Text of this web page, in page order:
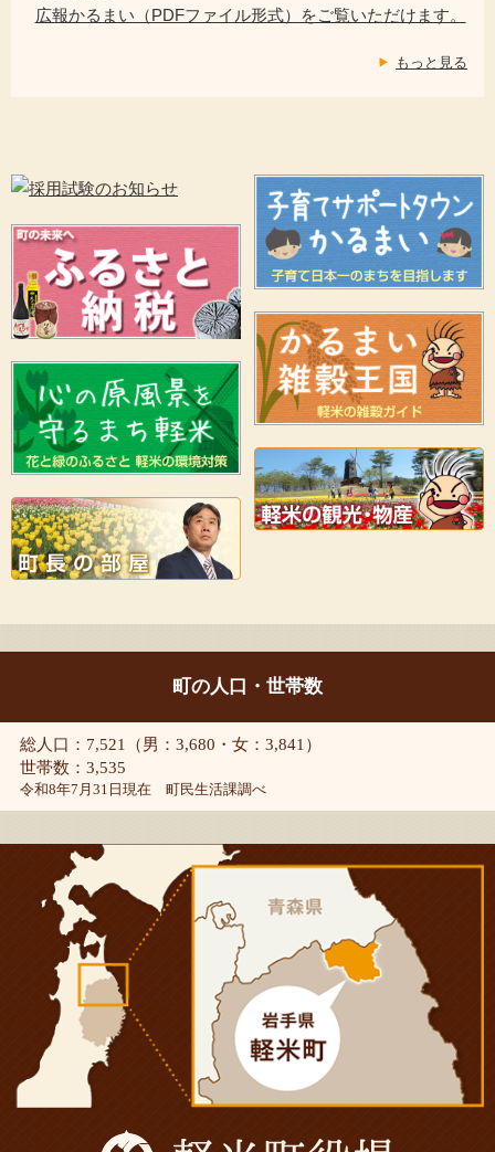
広報かるまい（PDFファイル形式）をご覧いただけます。
もっと見る
町の人口・世帯数
総人口：7,521（男：3,680・女：3,841）
世帯数：3,535
令和8年7月31日現在 町民生活課調べ